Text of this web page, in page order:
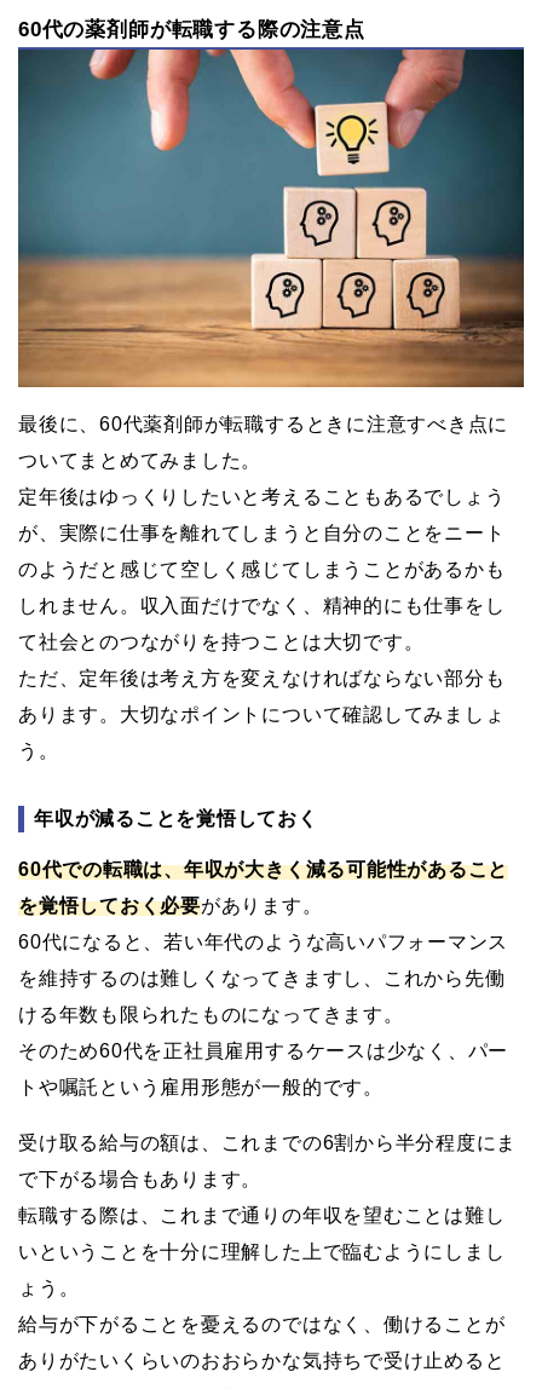
60代の薬剤師が転職する際の注意点
最後に、60代薬剤師が転職するときに注意すべき点に
ついてまとめてみました。
定年後はゆっくりしたいと考えることもあるでしょう
が、実際に仕事を離れてしまうと自分のことをニート
のようだと感じて空しく感じてしまうことがあるかも
しれません。収入面だけでなく、精神的にも仕事をし
て社会とのつながりを持つことは大切です。
ただ、定年後は考え方を変えなければならない部分も
あります。大切なポイントについて確認してみましょ
う。
年収が減ることを覚悟しておく
60代での転職は、年収が大きく減る可能性があること
を覚悟しておく必要があります。
60代になると、若い年代のような高いパフォーマンス
を維持するのは難しくなってきますし、これから先働
ける年数も限られたものになってきます。
そのため60代を正社員雇用するケースは少なく、パー
トや嘱託という雇用形態が一般的です。
受け取る給与の額は、これまでの6割から半分程度にま
で下がる場合もあります。
転職する際は、これまで通りの年収を望むことは難し
いということを十分に理解した上で臨むようにしまし
ょう。
給与が下がることを憂えるのではなく、働けることが
ありがたいくらいのおおらかな気持ちで受け止めると